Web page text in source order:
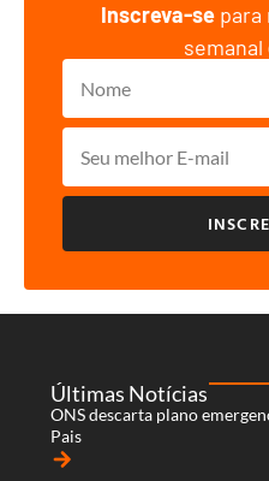
Inscreva-se
semanal
Últimas Notícias
ONS descarta plano
Pais
arrow_forward